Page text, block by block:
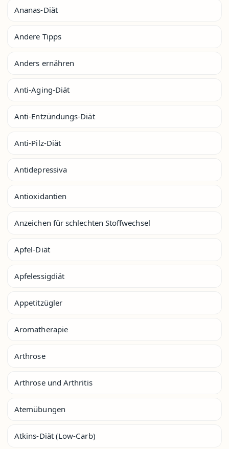
Ananas-Diät
Andere Tipps
Anders ernähren
Anti-Aging-Diät
Anti-Entzündungs-Diät
Anti-Pilz-Diät
Antidepressiva
Antioxidantien
Anzeichen für schlechten Stoffwechsel
Apfel-Diät
Apfelessigdiät
Appetitzügler
Aromatherapie
Arthrose
Arthrose und Arthritis
Atemübungen
Atkins-Diät (Low-Carb)